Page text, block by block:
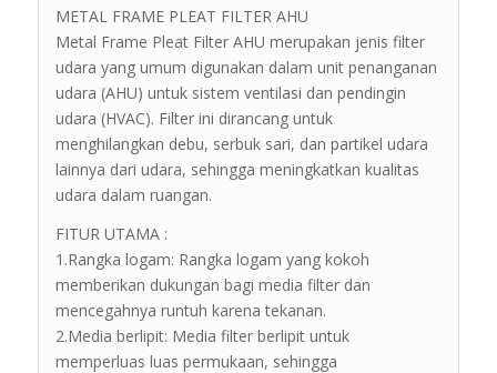
METAL FRAME PLEAT FILTER AHU
Metal Frame Pleat Filter AHU merupakan jenis filter
udara yang umum digunakan dalam unit penanganan
udara (AHU) untuk sistem ventilasi dan pendingin
udara (HVAC). Filter ini dirancang untuk
menghilangkan debu, serbuk sari, dan partikel udara
lainnya dari udara, sehingga meningkatkan kualitas
udara dalam ruangan.
FITUR UTAMA :
1.Rangka logam: Rangka logam yang kokoh
memberikan dukungan bagi media filter dan
mencegahnya runtuh karena tekanan.
2.Media berlipit: Media filter berlipit untuk
memperluas luas permukaan, sehingga